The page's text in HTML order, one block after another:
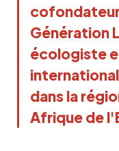
Génération
écologiste
dans la
Afrique de